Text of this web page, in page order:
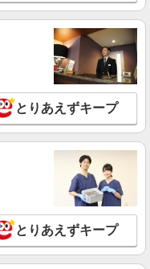
目）年収3,440,000円※月
含む （3年目）年収
円、賞与年2回含む
丁目（請負先）
詳細を見る
※経験・能力による 年収
1年目）年収3,030,000円
目）年収3,440,000円※月
含む （3年目）年収
円、賞与年2回含む
丁目（請負先）
詳細を見る
NEW
とりあえずキープ
とりあえずキープ